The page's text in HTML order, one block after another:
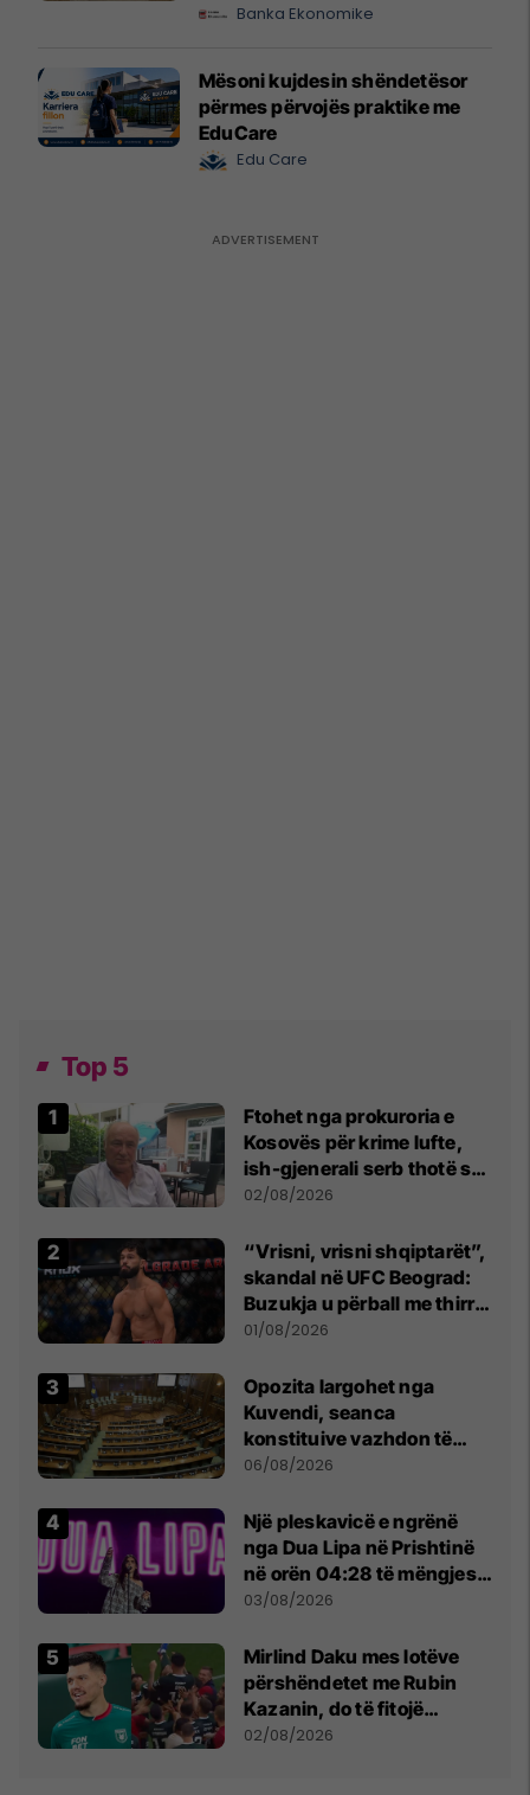
Banka Ekonomike
Mësoni kujdesin shëndetësor
përmes përvojës praktike me
EduCare
Edu Care
Top 5
Ftohet nga prokuroria e
Kosovës për krime lufte,
ish-gjenerali serb thotë se
dikush e tradhtoi në
02/08/2026
“Vrisni, vrisni shqiptarët”,
skandal në UFC Beograd:
Buzukja u përball me thirrje
anti-shqiptare nga
01/08/2026
Opozita largohet nga
Kuvendi, seanca
konstituive vazhdon të
shtunën në orën 11:00
06/08/2026
Një pleskavicë e ngrënë
nga Dua Lipa në Prishtinë
në orën 04:28 të mëngjesit
- dhe bota digjitale serbe
03/08/2026
Mirlind Daku mes lotëve
përshëndetet me Rubin
Kazanin, do të fitojë
miliona te Spartak Moska
02/08/2026